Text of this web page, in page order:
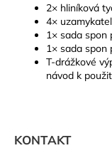
2× hliníková
4×
1× sada spon
1× sada spon
T-drážkové
návod k
KONTAKT